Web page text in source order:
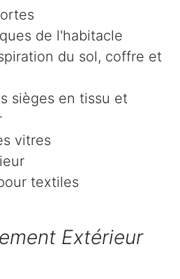
de l'habitacle
du sol, coffre et
sièges en tissu et
vitres
textiles
Extérieur